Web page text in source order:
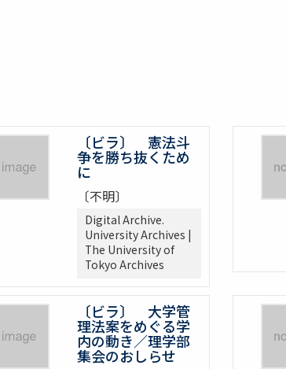
〔ビラ〕 憲法斗
争を勝ち抜くため
に
〔不明〕
Digital Archive.
University Archives |
The University of
Tokyo Archives
〔ビラ〕 大学管
理法案をめぐる学
内の動き／理学部
集会のおしらせ